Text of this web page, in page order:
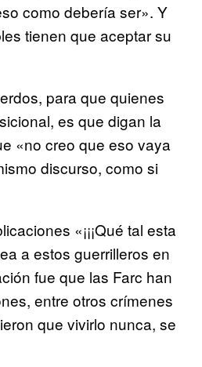
como debería ser». Y
tienen que aceptar su
para que quienes
es que digan la
«no creo que eso vaya
discurso, como si
«¡¡¡Qué tal esta
a estos guerrilleros en
fue que las Farc han
entre otros crímenes
que vivirlo nunca, se